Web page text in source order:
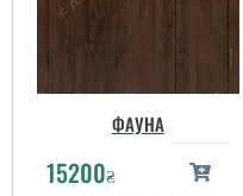
ФАУНА
15200₴